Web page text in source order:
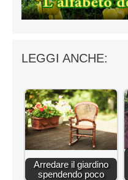
LEGGI ANCHE:
Arredare il giardino
spendendo poco